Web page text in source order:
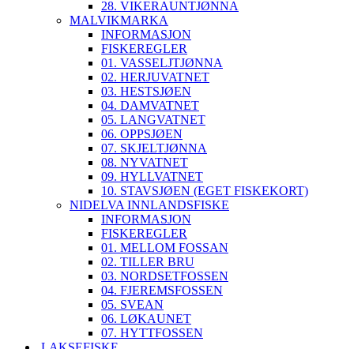
28. VIKERAUNTJØNNA
MALVIKMARKA
INFORMASJON
FISKEREGLER
01. VASSELJTJØNNA
02. HERJUVATNET
03. HESTSJØEN
04. DAMVATNET
05. LANGVATNET
06. OPPSJØEN
07. SKJELTJØNNA
08. NYVATNET
09. HYLLVATNET
10. STAVSJØEN (EGET FISKEKORT)
NIDELVA INNLANDSFISKE
INFORMASJON
FISKEREGLER
01. MELLOM FOSSAN
02. TILLER BRU
03. NORDSETFOSSEN
04. FJEREMSFOSSEN
05. SVEAN
06. LØKAUNET
07. HYTTFOSSEN